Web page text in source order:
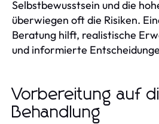
Selbstbewusstsein und die
überwiegen oft die Risiken.
Beratung hilft, realistische
und informierte
Vorbereitung auf
Behandlung